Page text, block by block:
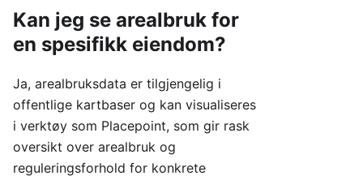
Kan jeg se arealbruk for
en spesifikk eiendom?
Ja, arealbruksdata er tilgjengelig i
offentlige kartbaser og kan visualiseres
i verktøy som Placepoint, som gir rask
oversikt over arealbruk og
reguleringsforhold for konkrete